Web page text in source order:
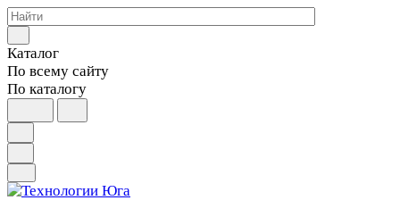
Каталог
По всему сайту
По каталогу